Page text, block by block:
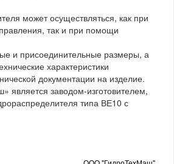
может осуществляться, как при
так и при помощи
и присоединительные размеры, а
характеристики
документации на изделие.
заводом-изготовителем,
типа ВЕ10 с